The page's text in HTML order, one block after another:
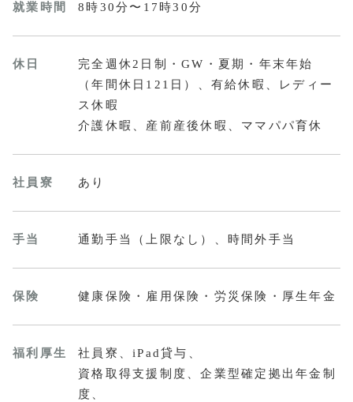
就業時間 8時30分〜17時30分
休日
完全週休2日制・GW・夏期・年末年始
（年間休日121日）、有給休暇、レディー
ス休暇
介護休暇、産前産後休暇、ママパパ育休
社員寮 あり
手当 通勤手当（上限なし）、時間外手当
保険 健康保険・雇用保険・労災保険・厚生年金
福利厚生
社員寮、iPad貸与、
資格取得支援制度、企業型確定拠出年金制
度、